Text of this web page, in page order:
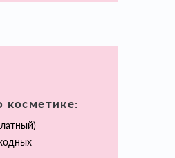
косметике: